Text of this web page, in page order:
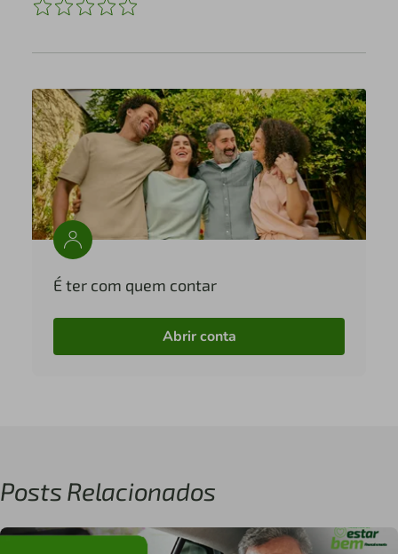
É ter com quem contar
Abrir conta
Posts Relacionados